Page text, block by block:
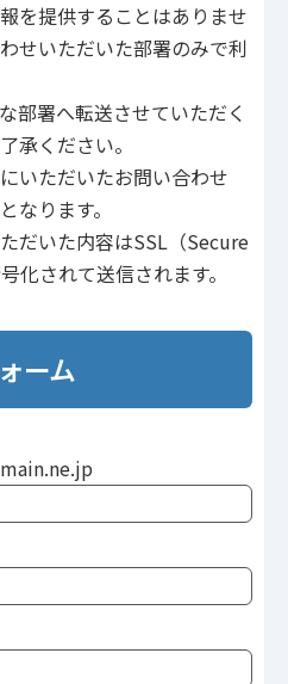
を提供することはありませ
せいただいた部署のみで利
部署へ転送させていただく
承ください。
いただいたお問い合わせ
なります。
だいた内容はSSL（Secure
化されて送信されます。
ーム